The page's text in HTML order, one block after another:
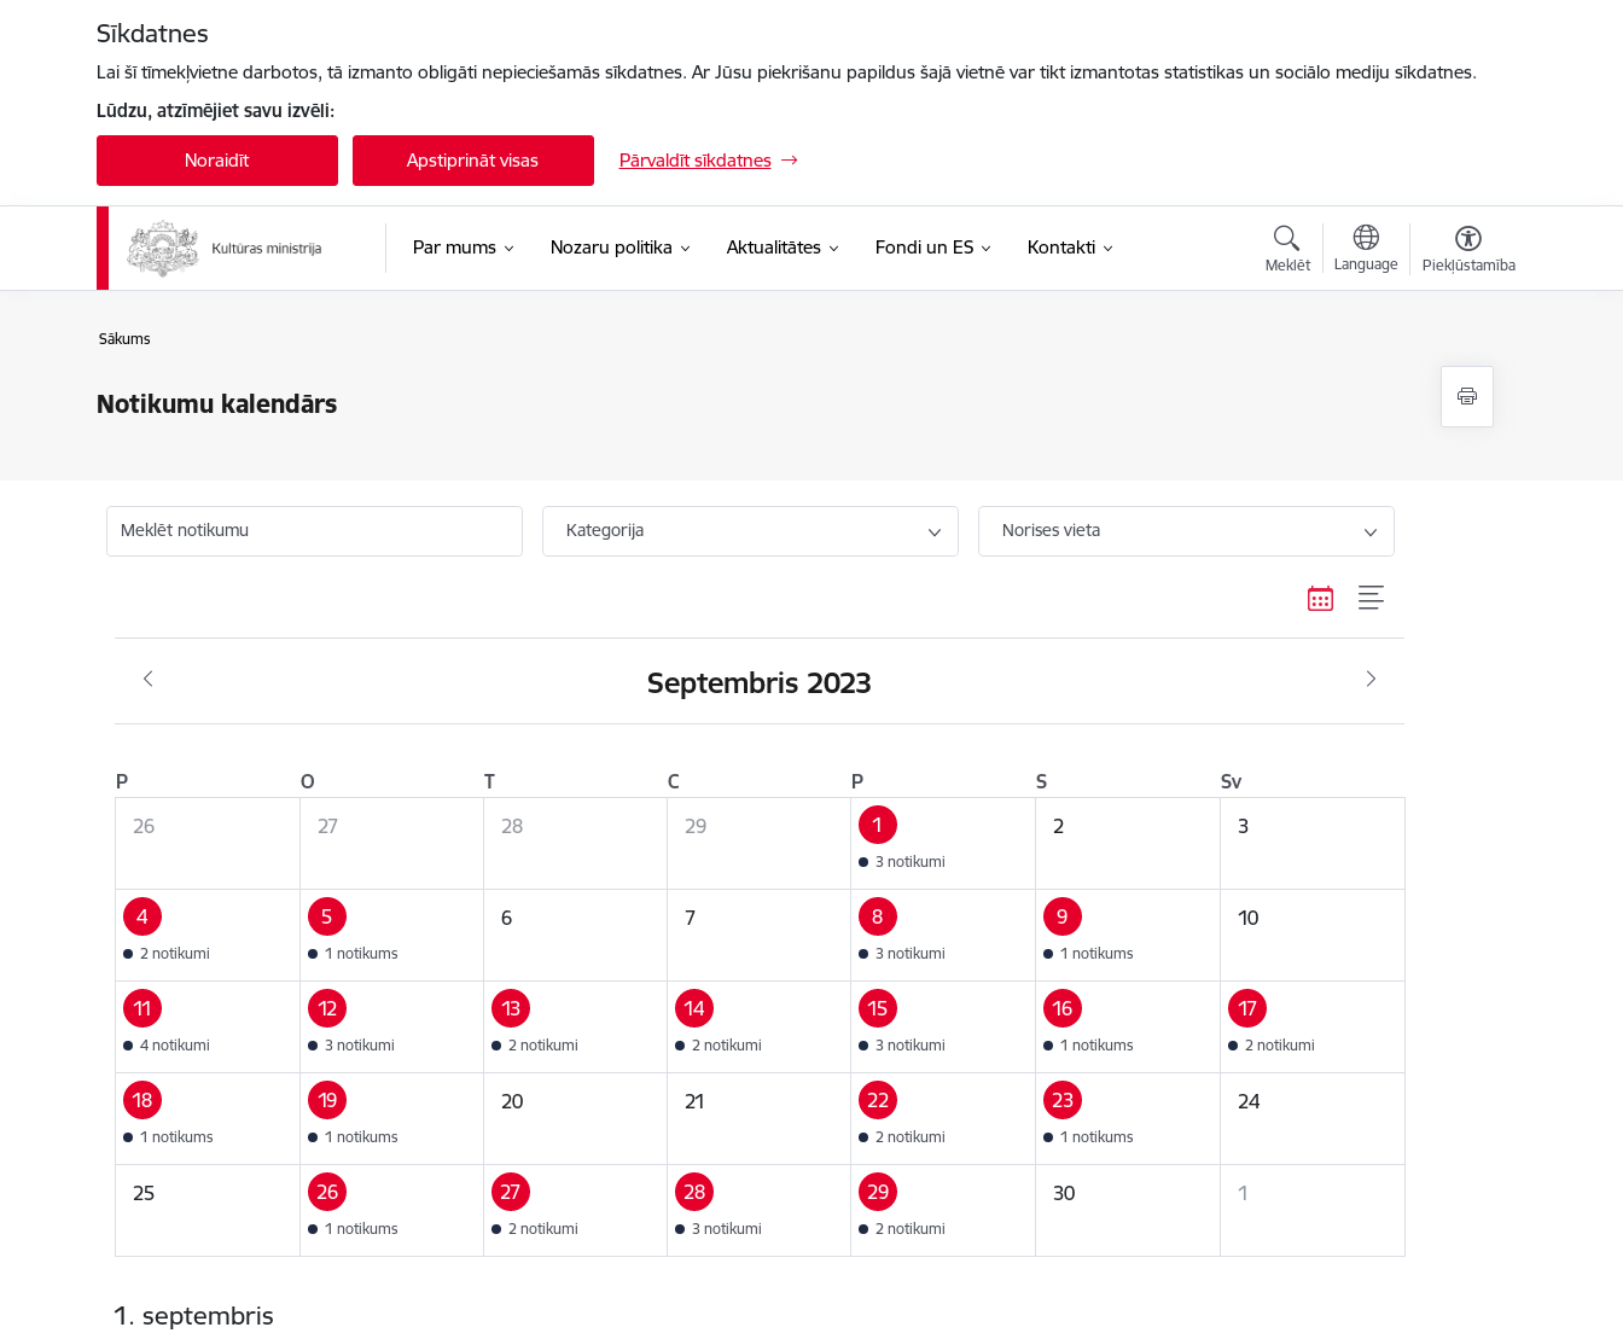
Sīkdatnes
Lai šī tīmekļvietne darbotos, tā izmanto obligāti nepieciešamās sīkdatnes. Ar Jūsu piekrišanu papildus šajā vietnē var tikt izmantotas statistikas un sociālo mediju sīkdatnes.
Lūdzu, atzīmējiet savu izvēli:
Noraidīt Apstiprināt visas Pārvaldīt sīkdatnes
Par mums Nozaru politika Aktualitātes Fondi un ES Kontakti
Meklēt Language Piekļūstamība
Sākums
Notikumu kalendārs
Meklēt notikumu Kategorija Norises vieta
Septembris 2023
P O T C P S
Sv
26
27 28 29 1
3 notikumi
2 3
4
2 notikumi
5
1 notikums
6 7 8
3 notikumi
9
1 notikums
10
11
4 notikumi
12
3 notikumi
13
2 notikumi
14
2 notikumi
15
3 notikumi
16
1 notikums
17
2 notikumi
18
1 notikums
19
1 notikums
20 21 22
2 notikumi
23
1 notikums
24
25 26
1 notikums
27
2 notikumi
28
3 notikumi
29
2 notikumi
30 1
1. septembris